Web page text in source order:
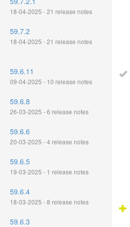
18-04-2025 - 21 release notes
59.7.2
18-04-2025 - 21 release notes
59.6.11
09-04-2025 - 10 release notes
59.6.8
26-03-2025 - 6 release notes
59.6.6
20-03-2025 - 4 release notes
59.6.5
19-03-2025 - 1 release notes
59.6.4
18-03-2025 - 8 release notes
59.6.3